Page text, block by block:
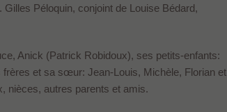
Péloquin, conjoint de Louise Bédard,
Anick (Patrick Robidoux), ses petits-enfants:
et sa sœur: Jean-Louis, Michèle, Florian et
nièces, autres parents et amis.